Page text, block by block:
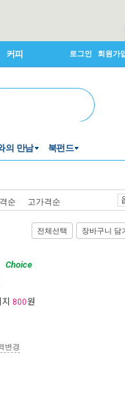
커피 로그인 회원가
의 만남 북펀드
순 고가격순
전체선택 장바구니 담
Choice
800원
변경